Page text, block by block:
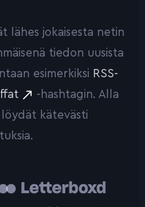
lähes jokaisesta netin
tiedon uusista
esimerkiksi RSS-
-hashtagin. Alla
kätevästi